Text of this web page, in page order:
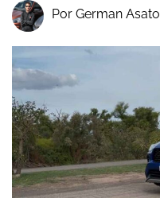
Por German Asato